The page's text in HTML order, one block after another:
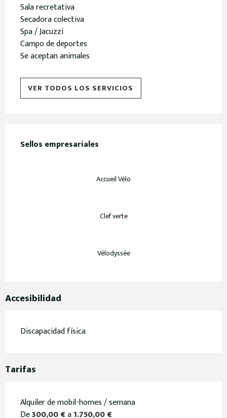
Sala recretativa
Secadora colectiva
Spa / Jacuzzi
Campo de deportes
Se aceptan animales
VER TODOS LOS SERVICIOS
Sellos empresariales
Sellos empresariales
Accueil Vélo
Clef verte
Vélodyssée
Accesibilidad
Discapacidad física
Tarifas
Alquiler de mobil-homes / semana
De300,00 €a1.750,00 €